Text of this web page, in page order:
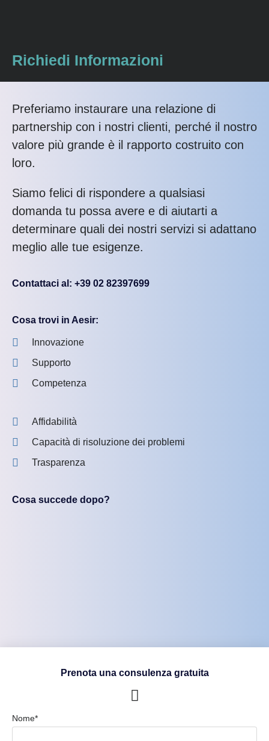
Richiedi Informazioni
Preferiamo instaurare una relazione di
partnership con i nostri clienti, perché il nostro
valore più grande è il rapporto costruito con
loro.
Siamo felici di rispondere a qualsiasi
domanda tu possa avere e di aiutarti a
determinare quali dei nostri servizi si adattano
meglio alle tue esigenze.
Contattaci al: +39 02 82397699
Cosa trovi in Aesir:
Innovazione
Supporto
Competenza
Affidabilità
Capacità di risoluzione dei problemi
Trasparenza
Cosa succede dopo?
Prenota una consulenza gratuita
Nome*